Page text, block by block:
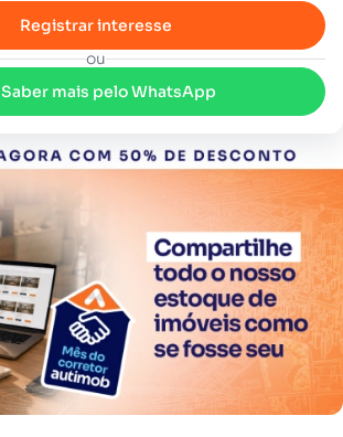
Registrar interesse
ou
Saber mais pelo WhatsApp